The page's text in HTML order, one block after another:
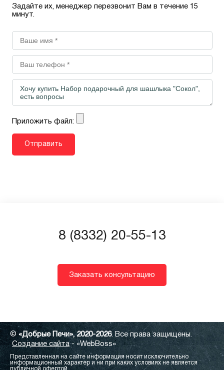
Задайте их, менеджер перезвонит Вам в течение 15
минут.
Приложить файл:
8 (8332) 20-55-13
Заказать консультацию
©«Добрые Печи», 2020-2026. Все права защищены.
Создание сайта- «WebBoss»
Представленная на сайте информация носит исключительно
информационный характер и ни при каких условиях не является